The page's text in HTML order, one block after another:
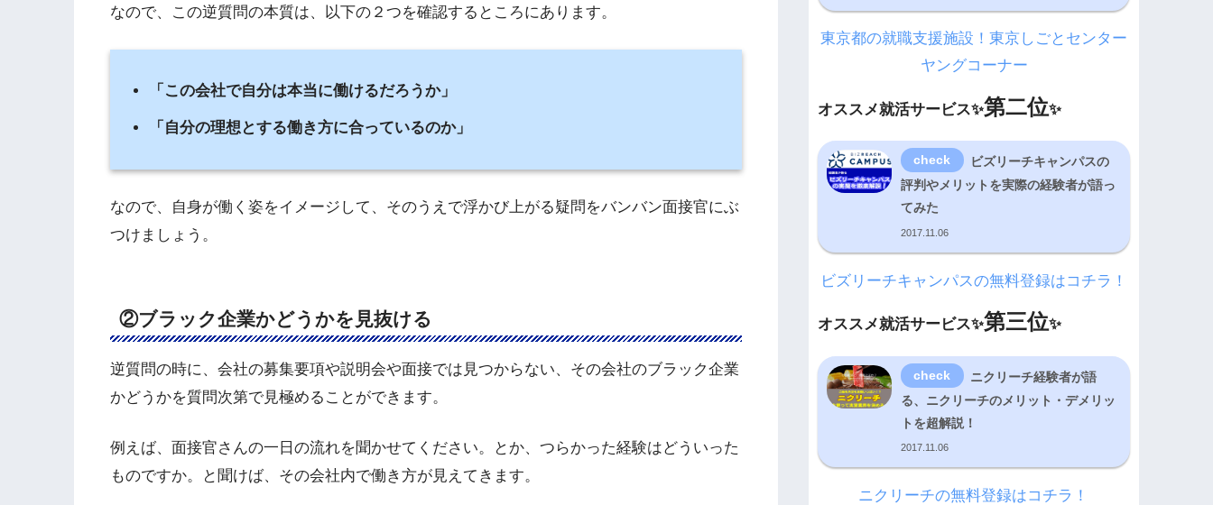
なので、この逆質問の本質は、以下の２つを確認するところにあります。
「この会社で自分は本当に働けるだろうか」
「自分の理想とする働き方に合っているのか」
なので、自身が働く姿をイメージして、そのうえで浮かび上がる疑問をバンバン面接官にぶ
つけましょう。
②ブラック企業かどうかを見抜ける
逆質問の時に、会社の募集要項や説明会や面接では見つからない、その会社のブラック企業
かどうかを質問次第で見極めることができます。
例えば、面接官さんの一日の流れを聞かせてください。とか、つらかった経験はどういった
ものですか。と聞けば、その会社内で働き方が見えてきます。
東京都の就職支援施設！東京しごとセンター
ヤングコーナー
オススメ就活サービス✨第二位✨
ビズリーチキャンパスの
評判やメリットを実際の経験者が語っ
てみた
2017.11.06
ビズリーチキャンパスの無料登録はコチラ！
オススメ就活サービス✨第三位✨
ニクリーチ経験者が語
る、ニクリーチのメリット・デメリッ
トを超解説！
2017.11.06
ニクリーチの無料登録はコチラ！